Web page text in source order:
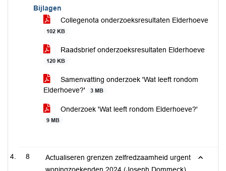
Bijlagen
Collegenota onderzoeksresultaten Elderhoeve
102 KB
Raadsbrief onderzoeksresultaten Elderhoeve
120 KB
Samenvatting onderzoek 'Wat leeft rondom
Elderhoeve?'
3 MB
Onderzoek 'Wat leeft rondom Elderhoeve?'
9 MB
8
Actualiseren grenzen zelfredzaamheid urgent